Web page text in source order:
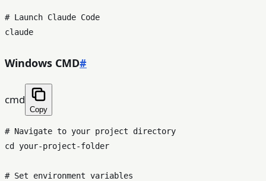
# Launch Claude Code
Windows CMD#
cmd
Copy
# Navigate to your project directory
cd your-project-folder
# Set environment variables